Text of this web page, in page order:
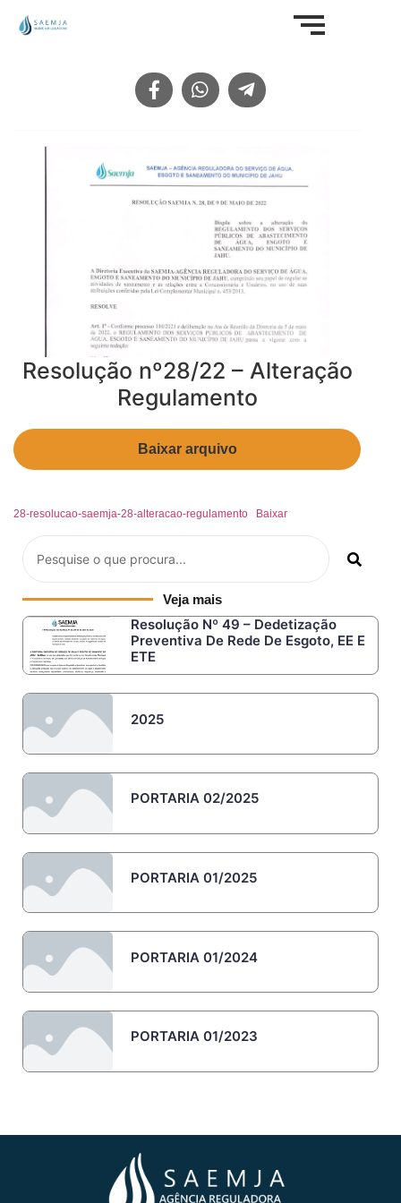
Resolução nº28/22 – Alteração
Regulamento
Baixar arquivo
28-resolucao-saemja-28-alteracao-regulamento Baixar
Veja mais
Resolução Nº 49 – Dedetização
Preventiva De Rede De Esgoto, EE E
ETE
2025
PORTARIA 02/2025
PORTARIA 01/2025
PORTARIA 01/2024
PORTARIA 01/2023